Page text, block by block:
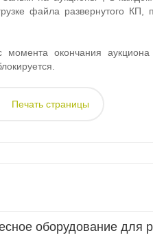
оборудование для
файла развернутого КП,
окончания аукциона
Печать страницы